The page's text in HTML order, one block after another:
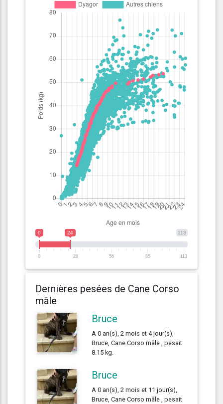
113
0 24
0 28 56 85 113
Dernières pesées de Cane Corso
mâle
Bruce
A 0 an(s), 2 mois et 4 jour(s),
Bruce, Cane Corso mâle , pesait
8.15 kg.
Bruce
A 0 an(s), 2 mois et 11 jour(s),
Bruce, Cane Corso mâle , pesait